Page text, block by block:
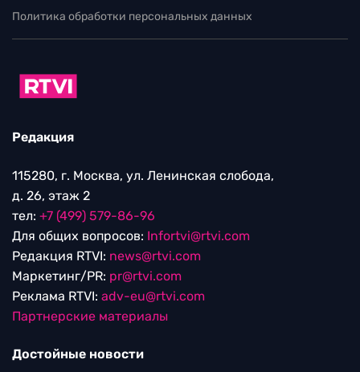
Политика обработки персональных данных
Редакция
115280, г. Москва, ул. Ленинская слобода,
д. 26, этаж 2
тел: +7 (499) 579-86-96
Для общих вопросов: Infortvi@rtvi.com
Редакция RTVI: news@rtvi.com
Маркетинг/PR: pr@rtvi.com
Реклама RTVI: adv-eu@rtvi.com
Партнерские материалы
Достойные новости